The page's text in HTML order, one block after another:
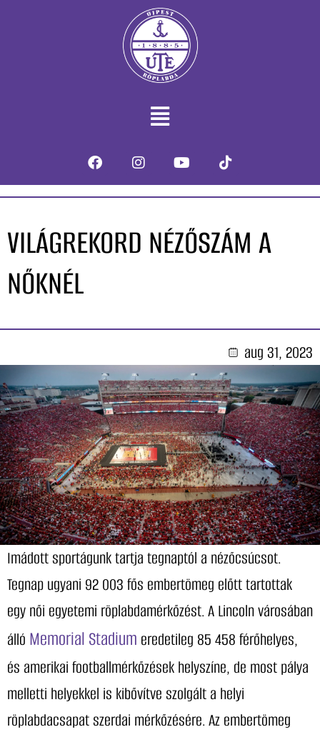
VILÁGREKORD NÉZŐSZÁM A
NŐKNÉL
aug 31, 2023
Imádott sportágunk tartja tegnaptól a nézőcsúcsot.
Tegnap ugyani 92 003 fős embertömeg előtt tartottak
egy női egyetemi röplabdamérkőzést. A Lincoln városában
álló Memorial Stadium eredetileg 85 458 férőhelyes,
és amerikai footballmérkőzések helyszíne, de most pálya
melletti helyekkel is kibővítve szolgált a helyi
röplabdacsapat szerdai mérkőzésére. Az embertömeg